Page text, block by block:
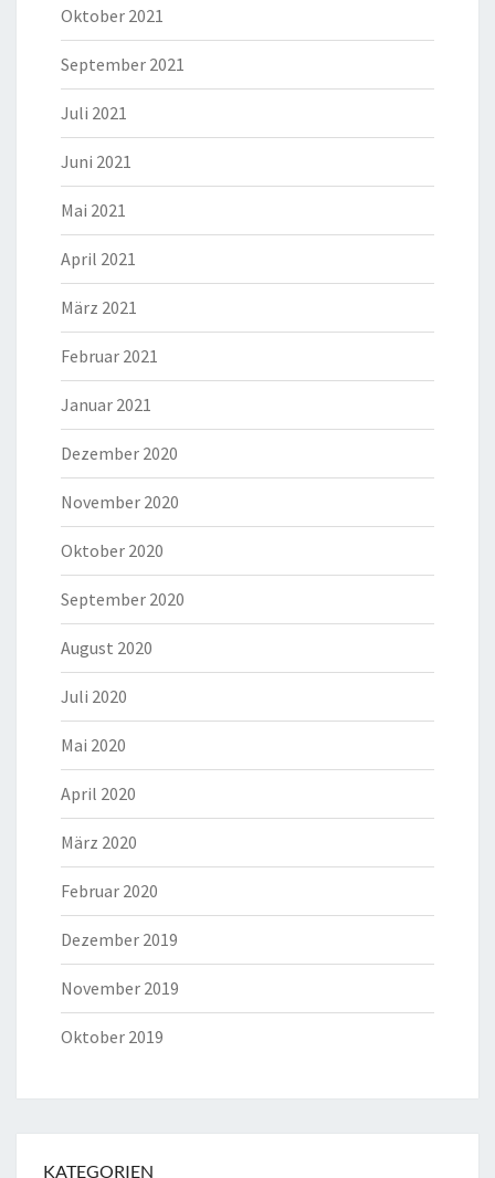
Oktober 2021
September 2021
Juli 2021
Juni 2021
Mai 2021
April 2021
März 2021
Februar 2021
Januar 2021
Dezember 2020
November 2020
Oktober 2020
September 2020
August 2020
Juli 2020
Mai 2020
April 2020
März 2020
Februar 2020
Dezember 2019
November 2019
Oktober 2019
KATEGORIEN